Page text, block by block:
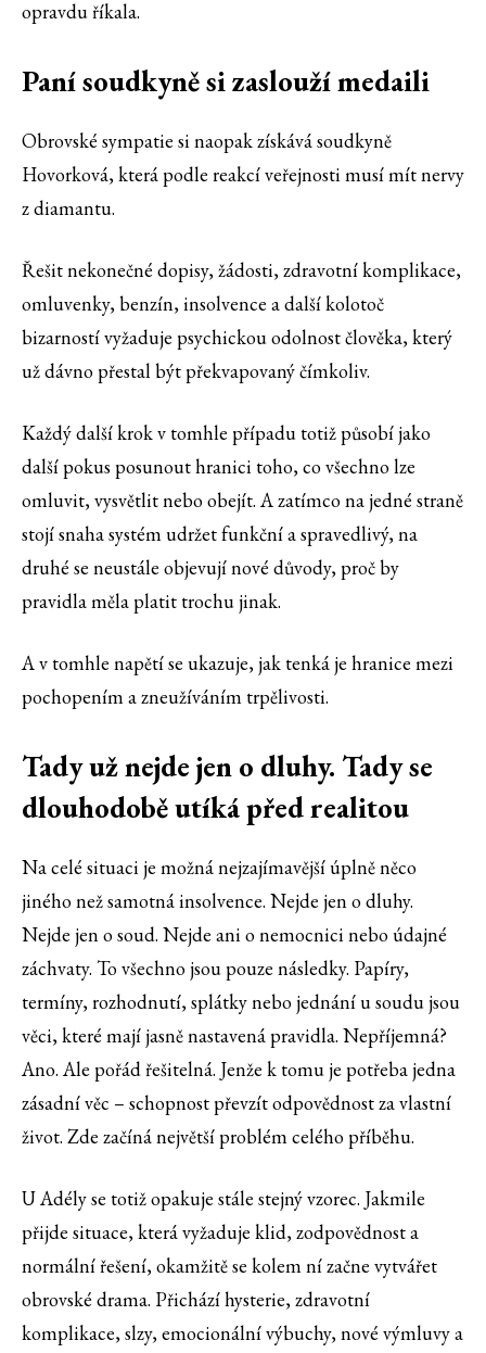
opravdu říkala.
Paní soudkyně si zaslouží medaili
Obrovské sympatie si naopak získává soudkyně
Hovorková, která podle reakcí veřejnosti musí mít nervy
z diamantu.
Řešit nekonečné dopisy, žádosti, zdravotní komplikace,
omluvenky, benzín, insolvence a další kolotoč
bizarností vyžaduje psychickou odolnost člověka, který
už dávno přestal být překvapovaný čímkoliv.
Každý další krok v tomhle případu totiž působí jako
další pokus posunout hranici toho, co všechno lze
omluvit, vysvětlit nebo obejít. A zatímco na jedné straně
stojí snaha systém udržet funkční a spravedlivý, na
druhé se neustále objevují nové důvody, proč by
pravidla měla platit trochu jinak.
A v tomhle napětí se ukazuje, jak tenká je hranice mezi
pochopením a zneužíváním trpělivosti.
Tady už nejde jen o dluhy. Tady se
dlouhodobě utíká před realitou
Na celé situaci je možná nejzajímavější úplně něco
jiného než samotná insolvence. Nejde jen o dluhy.
Nejde jen o soud. Nejde ani o nemocnici nebo údajné
záchvaty. To všechno jsou pouze následky. Papíry,
termíny, rozhodnutí, splátky nebo jednání u soudu jsou
věci, které mají jasně nastavená pravidla. Nepříjemná?
Ano. Ale pořád řešitelná. Jenže k tomu je potřeba jedna
zásadní věc – schopnost převzít odpovědnost za vlastní
život. Zde začíná největší problém celého příběhu.
U Adély se totiž opakuje stále stejný vzorec. Jakmile
přijde situace, která vyžaduje klid, zodpovědnost a
normální řešení, okamžitě se kolem ní začne vytvářet
obrovské drama. Přichází hysterie, zdravotní
komplikace, slzy, emocionální výbuchy, nové výmluvy a